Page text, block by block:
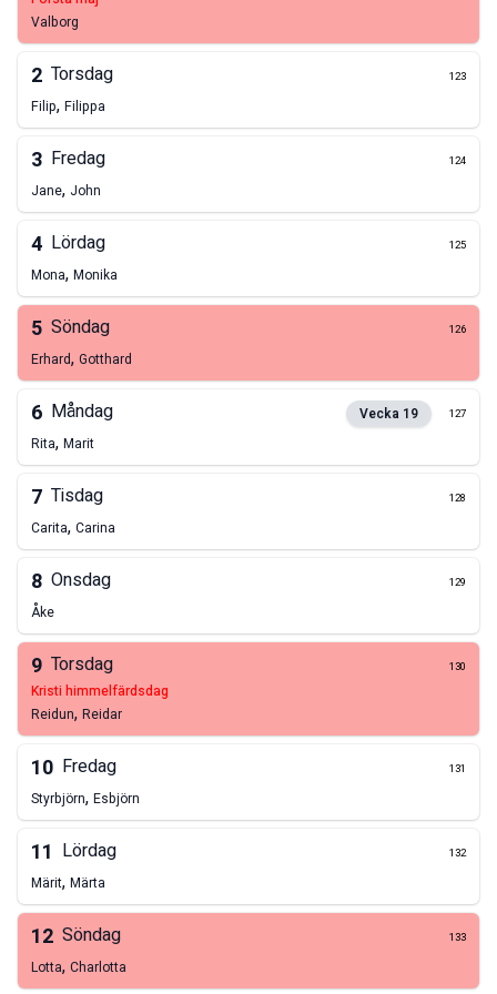
Valborg
2 Torsdag 123
Filip, Filippa
3 Fredag 124
Jane, John
4 Lördag 125
Mona, Monika
5 Söndag 126
Erhard, Gotthard
6 Måndag Vecka 19 127
Rita, Marit
7 Tisdag 128
Carita, Carina
8 Onsdag 129
Åke
9 Torsdag 130
kristi himmelfärdsdag
Reidun, Reidar
10 Fredag 131
Styrbjörn, Esbjörn
11 Lördag 132
Märit, Märta
12 Söndag 133
Lotta, Charlotta